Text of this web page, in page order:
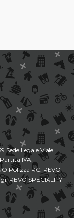
Sede Legale Viale
IVA:
Polizza RC: REVO
REVO SPECIALITY -